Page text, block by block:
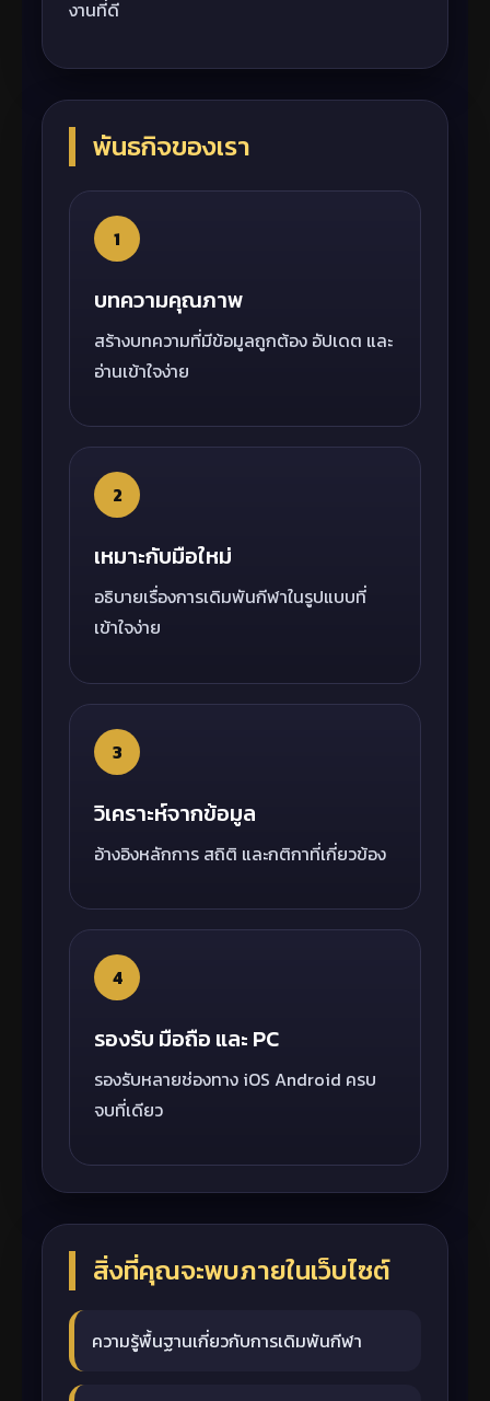
งานที่ดี
พันธกิจของเรา
1
บทความคุณภาพ
สร้างบทความที่มีข้อมูลถูกต้อง อัปเดต และ
อ่านเข้าใจง่าย
2
เหมาะกับมือใหม่
อธิบายเรื่องการเดิมพันกีฬาในรูปแบบที่
เข้าใจง่าย
3
วิเคราะห์จากข้อมูล
อ้างอิงหลักการ สถิติ และกติกาที่เกี่ยวข้อง
4
รองรับ มือถือ และ PC
รองรับหลายช่องทาง iOS Android ครบ
จบที่เดียว
สิ่งที่คุณจะพบภายในเว็บไซต์
ความรู้พื้นฐานเกี่ยวกับการเดิมพันกีฬา